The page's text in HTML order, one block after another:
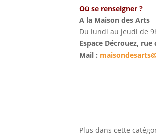
Où se renseigner ?
A la Maison des Arts
Du lundi au jeudi de
Espace Décrouez, rue
Mail :
Plus dans cette